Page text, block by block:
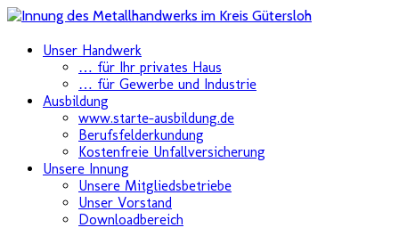
Skip
Unser Handwerk
… für Ihr privates Haus
… für Gewerbe und Industrie
Ausbildung
www.starte-ausbildung.de
Berufsfelderkundung
Kostenfreie Unfallversicherung
Unsere Innung
Unsere Mitgliedsbetriebe
Unser Vorstand
Downloadbereich